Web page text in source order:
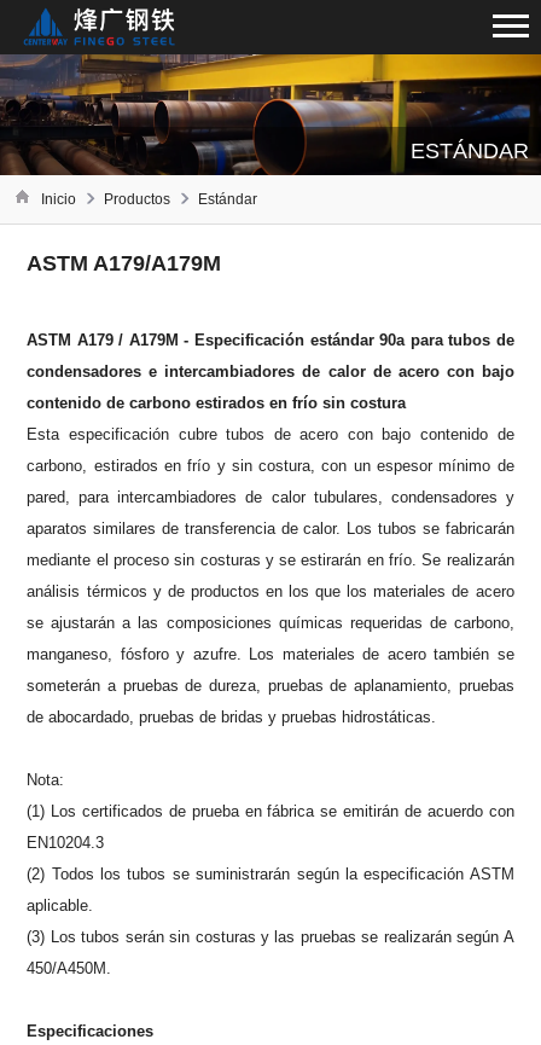
ESTÁNDAR
Inicio Productos Estándar
ASTM A179/A179M
ASTM A179 / A179M - Especificación estándar 90a para tubos de
condensadores e intercambiadores de calor de acero con bajo
contenido de carbono estirados en frío sin costura
Esta especificación cubre tubos de acero con bajo contenido de
carbono, estirados en frío y sin costura, con un espesor mínimo de
pared, para intercambiadores de calor tubulares, condensadores y
aparatos similares de transferencia de calor. Los tubos se fabricarán
mediante el proceso sin costuras y se estirarán en frío.Se realizarán
análisis térmicos y de productos en los que los materiales de acero
se ajustarán a las composiciones químicas requeridas de carbono,
manganeso, fósforo y azufre. Los materiales de acero también se
someterán a pruebas de dureza, pruebas de aplanamiento, pruebas
de abocardado, pruebas de bridas y pruebas hidrostáticas.
Nota:
(1) Los certificados de prueba en fábrica se emitirán de acuerdo con
EN10204.3
(2) Todos los tubos se suministrarán según la especificación ASTM
aplicable.
(3) Los tubos serán sin costuras y las pruebas se realizarán según A
450/A450M.
Especificaciones